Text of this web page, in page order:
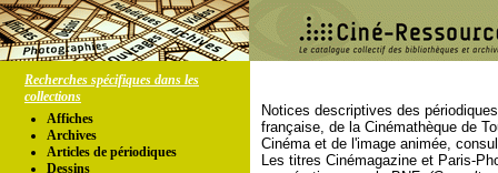
Recherches spécifiques dans les
collections
Affiches
Archives
Articles de périodiques
Dessins
Notices descriptives des
française, de la Cinémathèque de
Cinéma et de l'image animée,
Les titres Cinémagazine et Paris-